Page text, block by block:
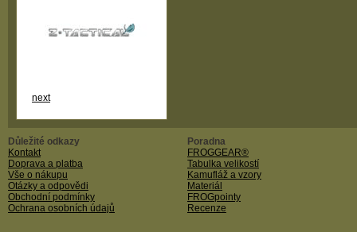
next
Důležité odkazy
Kontakt
Doprava a platba
Vše o nákupu
Otázky a odpovědi
Obchodní podmínky
Ochrana osobních údajů
Poradna
FROGGEAR®
Tabulka velikostí
Kamufláž a vzory
Materiál
FROGpointy
Recenze